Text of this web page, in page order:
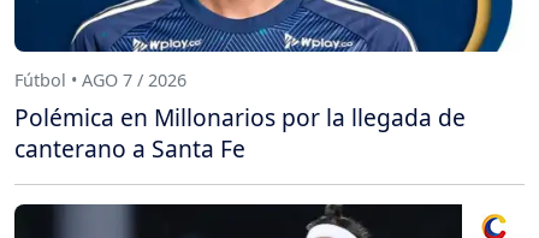
Fútbol • AGO 7 / 2026
Polémica en Millonarios por la llegada de
canterano a Santa Fe